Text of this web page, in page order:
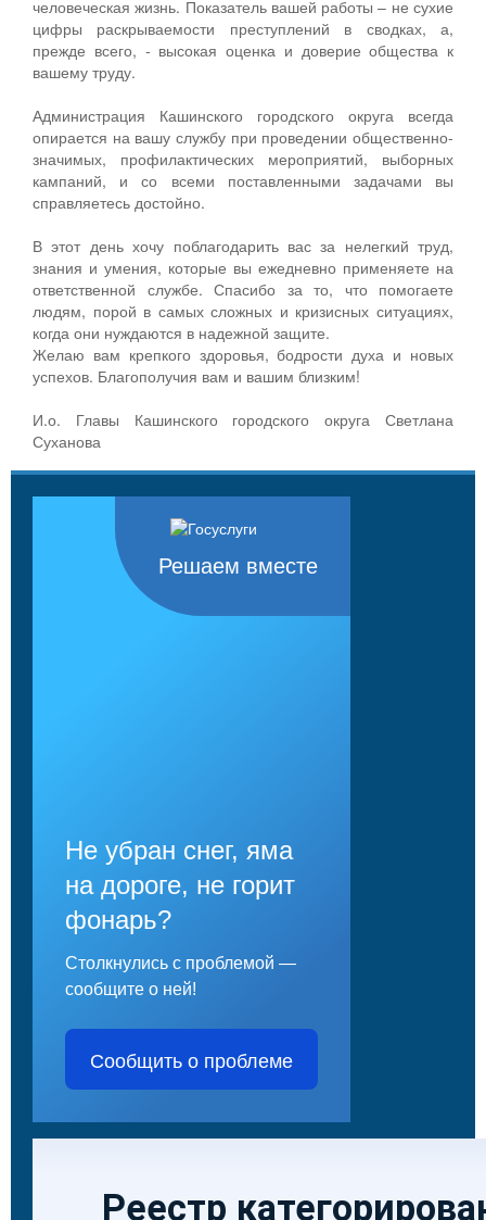
человеческая жизнь. Показатель вашей работы – не сухие
цифры раскрываемости преступлений в сводках, а,
прежде всего, - высокая оценка и доверие общества к
вашему труду.
Администрация Кашинского городского округа всегда
опирается на вашу службу при проведении общественно-
значимых, профилактических мероприятий, выборных
кампаний, и со всеми поставленными задачами вы
справляетесь достойно.
В этот день хочу поблагодарить вас за нелегкий труд,
знания и умения, которые вы ежедневно применяете на
ответственной службе. Спасибо за то, что помогаете
людям, порой в самых сложных и кризисных ситуациях,
когда они нуждаются в надежной защите.
Желаю вам крепкого здоровья, бодрости духа и новых
успехов. Благополучия вам и вашим близким!
И.о. Главы Кашинского городского округа Светлана
Суханова
Решаем вместе
Не убран снег, яма
на дороге, не горит
фонарь?
Столкнулись с проблемой —
сообщите о ней!
Сообщить о проблеме